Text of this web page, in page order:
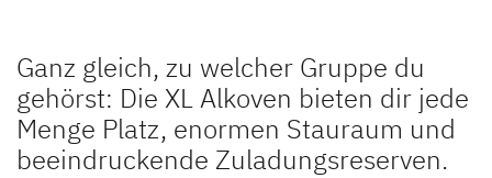
Ganz gleich, zu welcher Gruppe du
gehörst: Die XL Alkoven bieten dir jede
Menge Platz, enormen Stauraum und
beeindruckende Zuladungsreserven.